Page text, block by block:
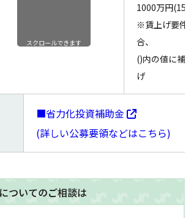
1000万円
※賃上げ要件
合、
()内の値に補
げ
■省力化投資補助金
(詳しい公募要領などはこちら)
スクロールできます
ついてのご相談は